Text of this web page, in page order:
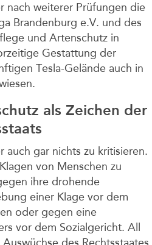
nach weiterer Prüfungen die
Brandenburg e.V. und des
und Artenschutz in
Gestattung der
Tesla-Gelände auch in
als Zeichen der
auch gar nichts zu kritisieren.
von Menschen zu
ihre drohende
einer Klage vor dem
oder gegen eine
vor dem Sozialgericht. All